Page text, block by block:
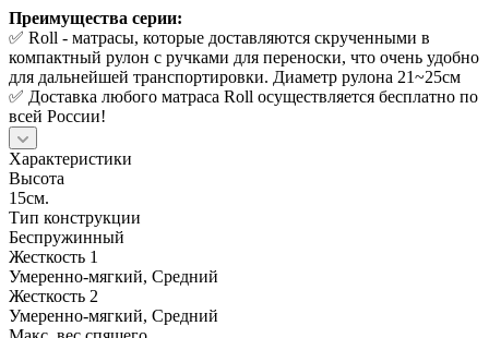
Преимущества серии:
✅ Roll - матрасы, которые доставляются скрученными в
компактный рулон с ручками для переноски, что очень удобно
для дальнейшей транспортировки. Диаметр рулона 21~25см
✅ Доставка любого матраса Roll осуществляется бесплатно по
всей России!
Характеристики
Высота
15см.
Тип конструкции
Беспружинный
Жесткость 1
Умеренно-мягкий, Средний
Жесткость 2
Умеренно-мягкий, Средний